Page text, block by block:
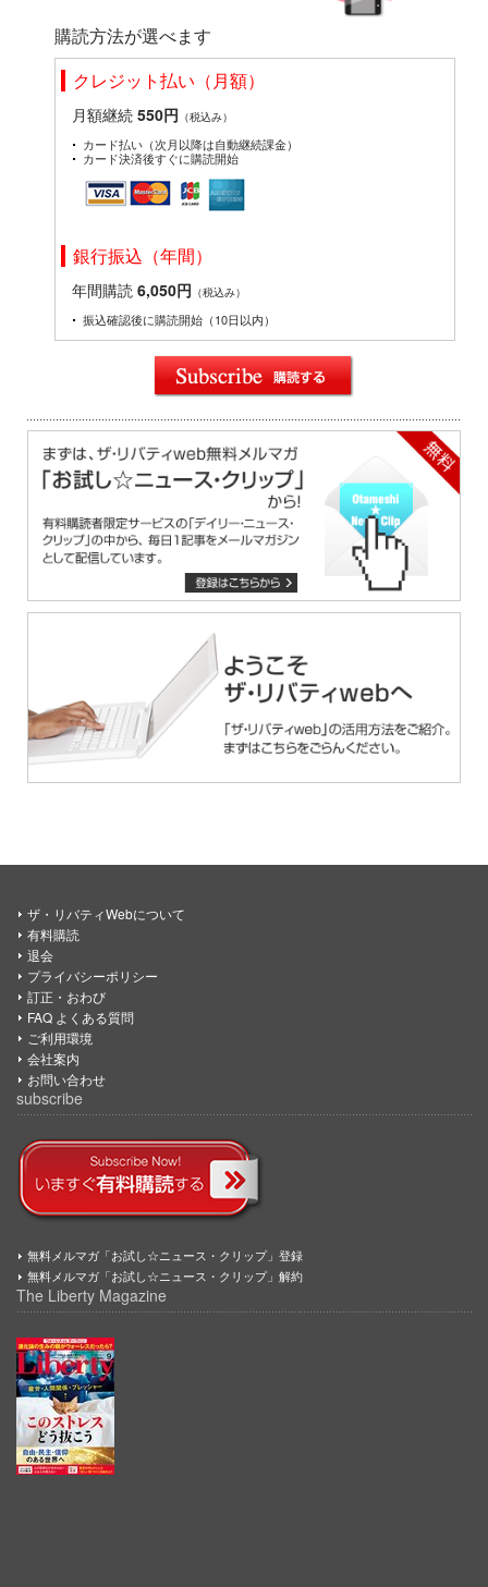
購読方法が選べます
クレジット払い（月額）
月額継続 550円 （税込み）
カード払い（次月以降は自動継続課金）
カード決済後すぐに購読開始
銀行振込（年間）
年間購読 6,050円 （税込み）
振込確認後に購読開始（10日以内）
ザ・リバティWebについて
有料購読
退会
プライバシーポリシー
訂正・おわび
FAQ よくある質問
ご利用環境
会社案内
お問い合わせ
subscribe
無料メルマガ「お試し☆ニュース・クリップ」登録
無料メルマガ「お試し☆ニュース・クリップ」解約
The Liberty Magazine